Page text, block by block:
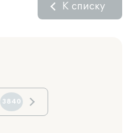
К списку
3840